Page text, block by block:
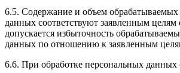
6.5. Содержание и объем
данных соответствуют заявленным целям
допускается избыточность
данных по отношению к заявленным
6.6. При обработке персональных данных